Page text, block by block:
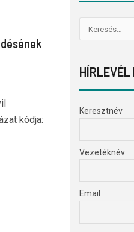
kódja:
HÍRLEVÉL
Keresztnév
Vezetéknév
Email